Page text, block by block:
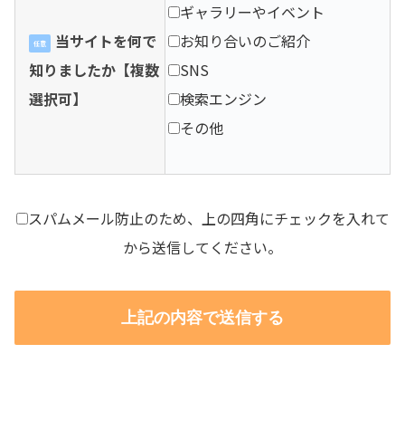
任意
当サイトを何で
知りましたか【複数
選択可】
ギャラリーやイベント
お知り合いのご紹介
SNS
検索エンジン
その他
スパムメール防止のため、上の四角にチェックを入れて
から送信してください。